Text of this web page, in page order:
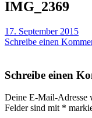
IMG_2369
17. September 2015
Schreibe einen
Schreibe einen
Deine E-Mail-Adresse
Felder sind mit *